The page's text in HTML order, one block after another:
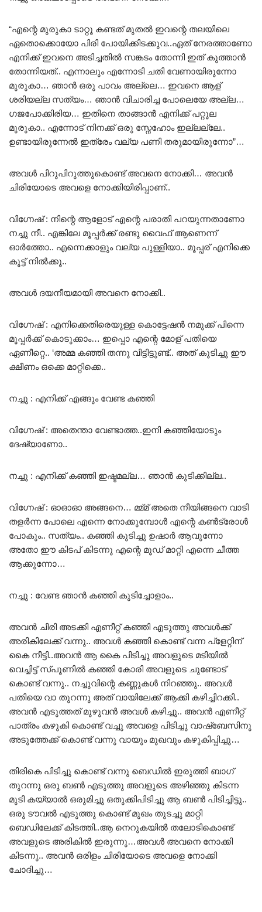
“എന്റെ മുരുകാ ടാറ്റൂ കണ്ടത് മുതൽ ഇവന്റെ തലയിലെ
ഏതൊക്കൊയോ പിരി പോയിക്കിടക്കുവ..ഏത് നേരത്താണോ
എനിക്ക് ഇവനെ അടിച്ചതിൽ സങ്കടം തോന്നി ഇത് കുത്താൻ
തോന്നിയത്.. എന്നാലും എന്നോടി ചതി വേണായിരുന്നോ
മുരുകാ… ഞാൻ ഒരു പാവം അല്ലെ… ഇവനെ ആള്
ശരിയല്ല സത്യം… ഞാൻ വിചാരിച്ച പോലെയേ അല്ല…
ഗജപോക്കിരിയ… ഇതിനെ താങ്ങാൻ എനിക്ക് പറ്റൂല
മുരുകാ.. എന്നോട് നിനക്ക് ഒരു സ്നേഹോം ഇല്ലല്ലേ..
ഉണ്ടായിരുന്നേൽ ഇത്രേം വല്യ പണി തരുമായിരുന്നോ”…
അവൾ പിറുപിറുത്തുകൊണ്ട് അവനെ നോക്കി… അവൻ
ചിരിയോടെ അവളെ നോക്കിയിരിപ്പാണ്..
വിഗ്നേഷ് : നിന്റെ ആളോട് എന്റെ പരാതി പറയുന്നതാണോ
നച്ചു നീ.. എങ്കിലേ മൂപ്പർക്ക് രണ്ടു വൈഫ് ആണെന്ന്
ഓർത്തോ.. എന്നെക്കാളും വല്യ പുള്ളിയാ.. മൂപ്പര് എനിക്കെ
കൂട്ട് നിൽക്കൂ..
അവൾ ദയനീയമായി അവനെ നോക്കി..
വിഗ്നേഷ് : എനിക്കെതിരെയുള്ള കൊട്ടേഷൻ നമുക്ക് പിന്നെ
മൂപ്പർക്ക് കൊടുക്കാം… ഇപ്പൊ എന്റെ മോള് പതിയെ
ഏണീറ്റെ.. ‘അമ്മ കഞ്ഞി തന്നു വിട്ടിട്ടുണ്ട്.. അത് കുടിച്ചു ഈ
ക്ഷീണം ഒക്കെ മാറ്റിക്കെ..
നച്ചു : എനിക്ക് എങ്ങും വേണ്ട കഞ്ഞി
വിഗ്നേഷ് : അതെന്താ വേണ്ടാത്ത..ഇനി കഞ്ഞിയോടും
ദേഷ്യാണോ..
നച്ചു : എനിക്ക് കഞ്ഞി ഇഷ്ടമല്ല… ഞാൻ കുടിക്കില്ല..
വിഗ്നേഷ് : ഓഓഓ അങ്ങനെ… മ്മ്മ് അതെ നീയിങ്ങനെ വാടി
തളർന്ന പോലെ എന്നെ നോക്കുമ്പോൾ എന്റെ കൺട്രോൾ
പോകും.. സത്യം.. കഞ്ഞി കുടിച്ചു ഉഷാർ ആവുന്നോ
അതോ ഈ കിടപ് കിടന്നു എന്റെ മൂഡ് മാറ്റി എന്നെ ചീത്ത
ആക്കുന്നോ…
നച്ചു : വേണ്ട ഞാൻ കഞ്ഞി കുടിച്ചോളാം..
അവൻ ചിരി അടക്കി എണീറ്റ് കഞ്ഞി എടുത്തു അവൾക്ക്
അരികിലേക്ക് വന്നു.. അവൾ കഞ്ഞി കൊണ്ട് വന്ന പ്ളേറ്റിന്
കൈ നീട്ടി..അവൻ ആ കൈ പിടിച്ചു അവളുടെ മടിയിൽ
വെച്ചിട്ട് സ്പൂണിൽ കഞ്ഞി കോരി അവളുടെ ചുണ്ടോട്
കൊണ്ട് വന്നു.. നച്ചുവിന്റെ കണ്ണുകൾ നിറഞ്ഞു.. അവൾ
പതിയെ വാ തുറന്നു അത് വായിലേക്ക് ആക്കി കഴിച്ചിറക്കി..
അവൻ എടുത്തത് മുഴുവൻ അവൾ കഴിച്ചു.. അവൻ എണീറ്റ്
പാത്രം കഴുകി കൊണ്ട് വച്ചു അവളെ പിടിച്ചു വാഷ്‌ബേസിനു
അടുത്തേക്ക് കൊണ്ട് വന്നു വായും മുഖവും കഴുകിപ്പിച്ചു…
തിരികെ പിടിച്ചു കൊണ്ട് വന്നു ബെഡിൽ ഇരുത്തി ബാഗ്
തുറന്നു ഒരു ബൺ എടുത്തു അവളുടെ അഴിഞ്ഞു കിടന്ന
മുടി കയ്യാൽ ഒരുമിച്ചു ഒതുക്കിപിടിച്ചു ആ ബൺ പിടിച്ചിട്ടു..
ഒരു ടൗവൽ എടുത്തു കൊണ്ട് മുഖം തുടച്ചു മാറ്റി
ബെഡിലേക്ക് കിടത്തി..ആ നെറുകയിൽ തലോടികൊണ്ട്
അവളുടെ അരികിൽ ഇരുന്നു…അവൾ അവനെ നോക്കി
കിടന്നു.. അവൻ ഒരിളം ചിരിയോടെ അവളെ നോക്കി
ചോദിച്ചു…